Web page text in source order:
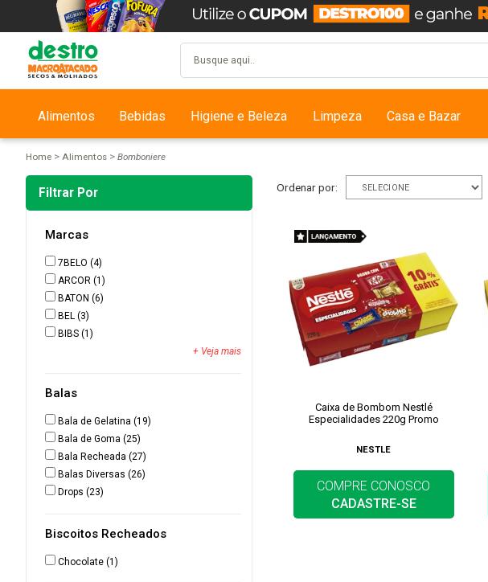
Alimentos Bebidas Higiene e Beleza Limpeza Casa e Bazar
Home Alimentos Bomboniere
Filtrar Por
Marcas
7BELO (4)
ARCOR (1)
BATON (6)
BEL (3)
BIBS (1)
+ Veja mais
Balas
Bala de Gelatina (19)
Bala de Goma (25)
Bala Recheada (27)
Balas Diversas (26)
Drops (23)
Biscoitos Recheados
Chocolate (1)
Ordenar por:
Caixa de Bombom Nestlé
Especialidades 220g Promo
NESTLE
COMPRE CONOSCO
CADASTRE-SE